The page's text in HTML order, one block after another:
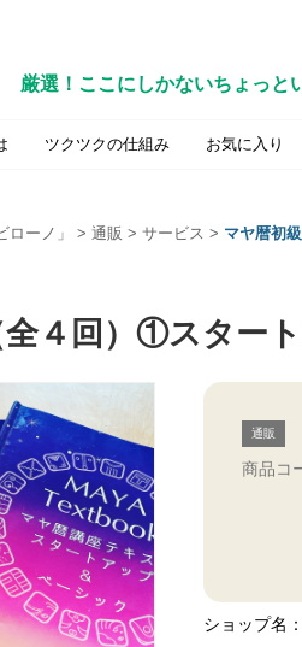
厳選！ここにしかないちょっと
ツクツクの仕組み お気に入り
ーノ」 > 通販 > サービス > マヤ暦初
４回）①スター
通販
商品コ
ショップ名：